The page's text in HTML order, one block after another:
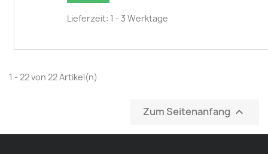
Lieferzeit: 1 - 3 Werktage
1 - 22 von 22 Artikel(n)
Zum Seitenanfang 